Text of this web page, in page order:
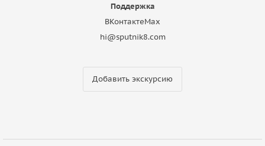
Поддержка
ВКонтактеMax
hi@sputnik8.com
Добавить экскурсию